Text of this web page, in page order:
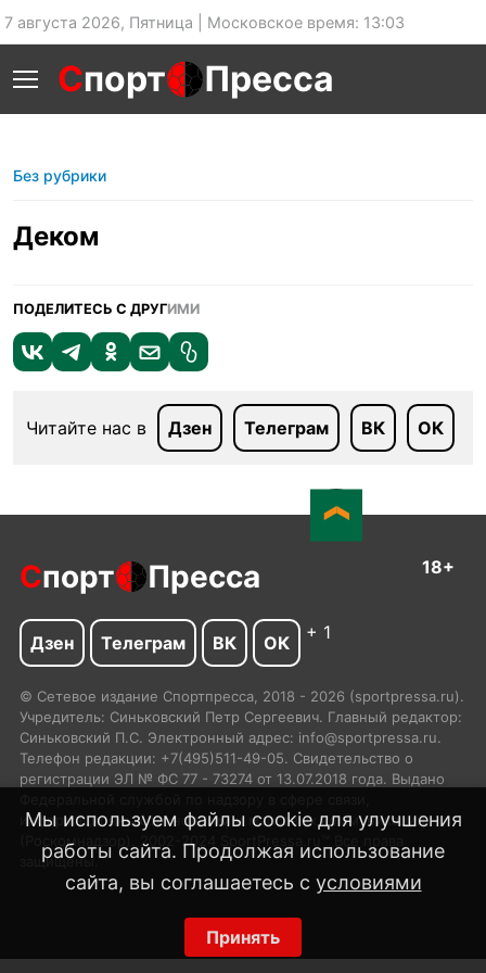
7 августа 2026, Пятница | Московское время: 13:03
Спорт Пресса
Без рубрики
Деком
ПОДЕЛИТЕСЬ С ДРУГИМИ
Читайте нас в Дзен Телеграм ВК ОК
Мы используем файлы cookie для улучшения
работы сайта. Продолжая использование
сайта, вы соглашаетесь с условиями
Принять
Спорт Пресса 18+
Дзен Телеграм ВК ОК + 1
© Сетевое издание Спортпресса, 2018 - 2026 (sportpressa.ru).
Учредитель: Синьковский Петр Сергеевич. Главный редактор:
Синьковский П.С. Электронный адрес: info@sportpressa.ru.
Телефон редакции: +7(495)511-49-05. Свидетельство о
регистрации ЭЛ № ФС 77 - 73274 от 13.07.2018 года. Выдано
информационных технологий и массовых коммуникаций
(Роскомнадзор). 2002-2024 SportPressa.ru™ Все права
защищены.